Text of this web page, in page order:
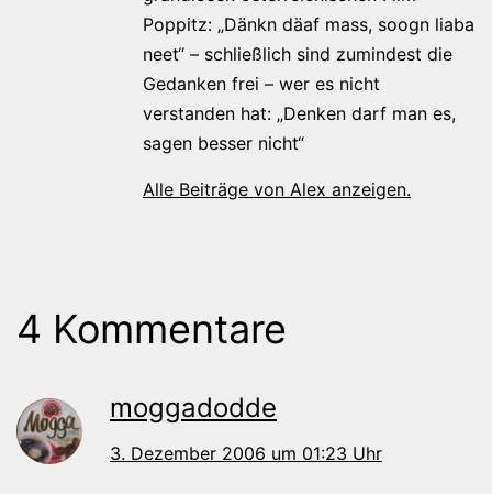
Poppitz: „Dänkn däaf mass, soogn liaba
neet“ – schließlich sind zumindest die
Gedanken frei – wer es nicht
verstanden hat: „Denken darf man es,
sagen besser nicht“
Alle Beiträge von Alex anzeigen.
4 Kommentare
moggadodde
3. Dezember 2006 um 01:23 Uhr